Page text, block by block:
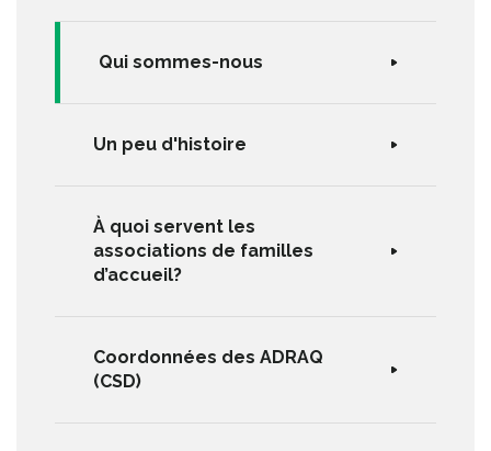
Qui sommes-nous
Un peu d'histoire
À quoi servent les
associations de familles
d’accueil?
Coordonnées des ADRAQ
(CSD)